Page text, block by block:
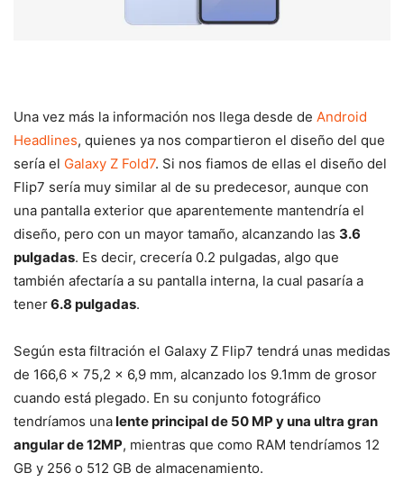
Una vez más la información nos llega desde de Android
Headlines, quienes ya nos compartieron el diseño del que
sería el Galaxy Z Fold7. Si nos fiamos de ellas el diseño del
Flip7 sería muy similar al de su predecesor, aunque con
una pantalla exterior que aparentemente mantendría el
diseño, pero con un mayor tamaño, alcanzando las 3.6
pulgadas. Es decir, crecería 0.2 pulgadas, algo que
también afectaría a su pantalla interna, la cual pasaría a
tener6.8 pulgadas.
Según esta filtración el Galaxy Z Flip7 tendrá unas medidas
de 166,6 x 75,2 x 6,9 mm, alcanzado los 9.1mm de grosor
cuando está plegado. En su conjunto fotográfico
tendríamos unalente principal de 50 MP y una ultra gran
angular de 12MP, mientras que como RAM tendríamos 12
GB y 256 o 512 GB de almacenamiento.